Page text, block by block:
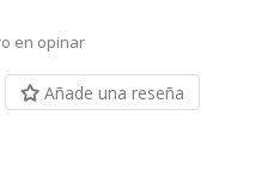
en opinar
Añade una reseña